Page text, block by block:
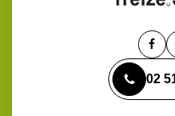
Lien
le
02